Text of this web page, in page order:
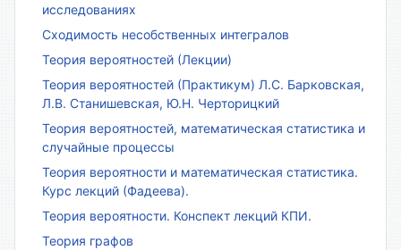
исследованиях
Сходимость несобственных интегралов
Теория вероятностей (Лекции)
Теория вероятностей (Практикум) Л.С. Барковская,
Л.В. Станишевская, Ю.Н. Черторицкий
Теория вероятностей, математическая статистика и
случайные процессы
Теория вероятности и математическая статистика.
Курс лекций (Фадеева).
Теория вероятности. Конспект лекций КПИ.
Теория графов